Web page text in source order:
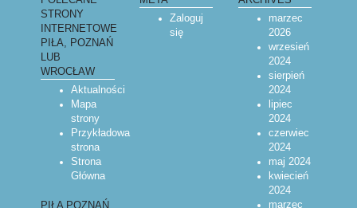
STRONY
INTERNETOWE
PIŁA, POZNAŃ
LUB
WROCŁAW
Aktualności
Mapa
strony
Przykładowa
strona
Strona
Główna
PIŁA POZNAŃ
Zaloguj
się
marzec
2026
wrzesień
2024
sierpień
2024
lipiec
2024
czerwiec
2024
maj 2024
kwiecień
2024
marzec